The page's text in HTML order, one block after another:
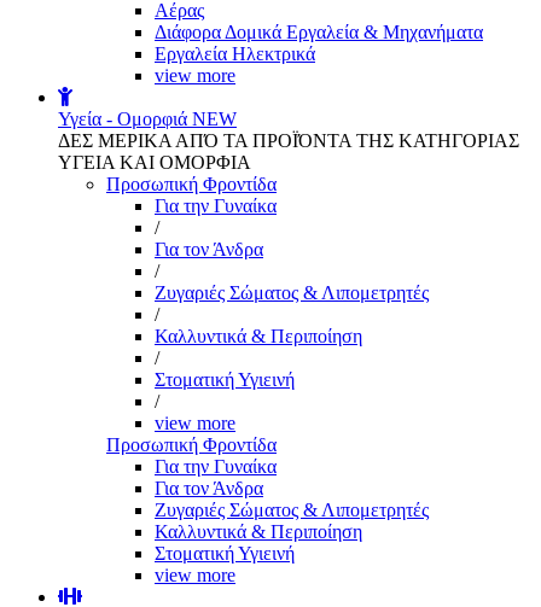
Αέρας
Διάφορα Δομικά Εργαλεία & Μηχανήματα
Εργαλεία Ηλεκτρικά
view more
Υγεία - Ομορφιά NEW
ΔΕΣ ΜΕΡΙΚΑ ΑΠΌ ΤΑ ΠΡΟΪΌΝΤΑ ΤΗΣ ΚΑΤΗΓΟΡΙΑΣ
ΥΓΕΙΑ ΚΑΙ ΟΜΟΡΦΙΑ
Προσωπική Φροντίδα
Για την Γυναίκα
/
Για τον Άνδρα
/
Ζυγαριές Σώματος & Λιπομετρητές
/
Καλλυντικά & Περιποίηση
/
Στοματική Υγιεινή
/
view more
Προσωπική Φροντίδα
Για την Γυναίκα
Για τον Άνδρα
Ζυγαριές Σώματος & Λιπομετρητές
Καλλυντικά & Περιποίηση
Στοματική Υγιεινή
view more